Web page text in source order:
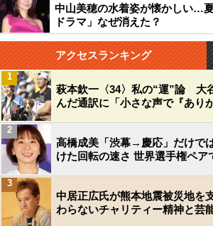
中山美穂の水着姿が懐かしい…
ドラマ」なぜ消えた？
アクセスランキング
萩本欽一〈34〉私の“運”論 大
んだ通訳に「小さな声で『あり
1
高橋成美「渋幕→慶応」だけで
けた回転の速さ 世界選手権ペア
2
中居正広氏が熊本地震被災地を
わらないチャリティー精神と芸
3